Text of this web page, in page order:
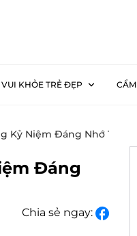
VUI KHỎE TRẺ ĐẸP
Kỷ Niệm Đáng Nhớ Trong
Đáng
Chia sẻ ngay: